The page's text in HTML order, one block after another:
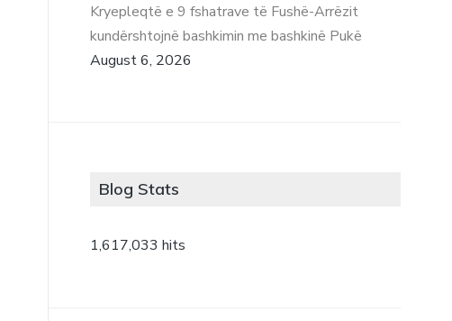
Kryepleqtë e 9 fshatrave të Fushë-Arrëzit
kundërshtojnë bashkimin me bashkinë Pukë
August 6, 2026
Blog Stats
1,617,033 hits